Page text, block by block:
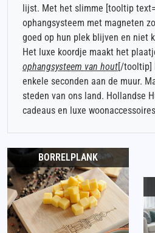
lijst. Met het slimme [tooltip
ophangsysteem met magneten
goed op hun plek blijven en niet
Het luxe koordje maakt het
ophangsysteem van hout[/tooltip]
enkele seconden aan de muur.
steden van ons land. Hollandse
cadeaus en luxe
BORRELPLANK